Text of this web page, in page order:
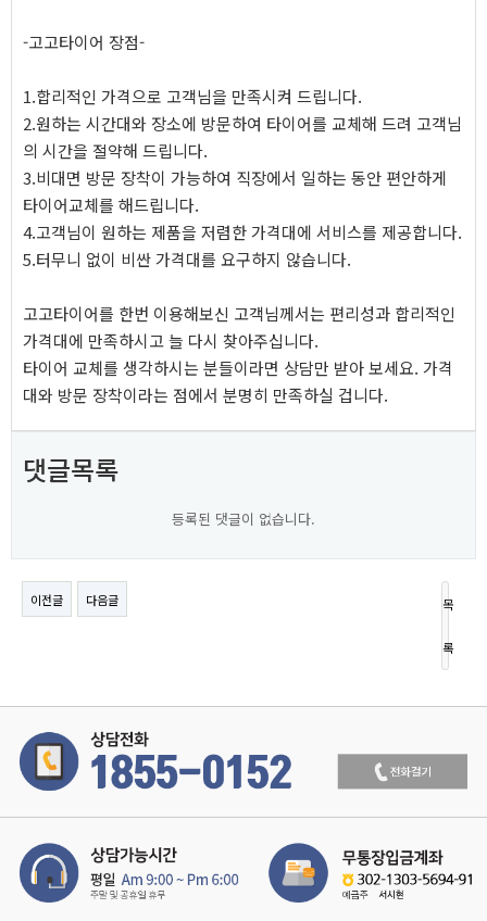
-고고타이어 장점-
1.합리적인 가격으로 고객님을 만족시켜 드립니다.
2.원하는 시간대와 장소에 방문하여 타이어를 교체해 드려 고객님
의 시간을 절약해 드립니다.
3.비대면 방문 장착이 가능하여 직장에서 일하는 동안 편안하게
타이어교체를 해드립니다.
4.고객님이 원하는 제품을 저렴한 가격대에 서비스를 제공합니다.
5.터무니 없이 비싼 가격대를 요구하지 않습니다.
고고타이어를 한번 이용해보신 고객님께서는 편리성과 합리적인
가격대에 만족하시고 늘 다시 찾아주십니다.
타이어 교체를 생각하시는 분들이라면 상담만 받아 보세요. 가격
대와 방문 장착이라는 점에서 분명히 만족하실 겁니다.
댓글목록
등록된 댓글이 없습니다.
이전글 다음글 목
록